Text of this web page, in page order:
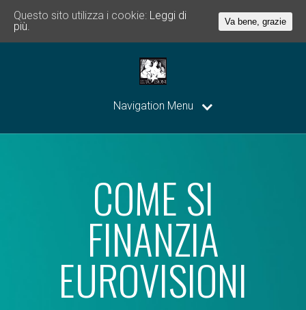
Navigation Menu
COME SI
FINANZIA
EUROVISIONI
Questo sito utilizza i cookie: Leggi di
più.
Va bene, grazie